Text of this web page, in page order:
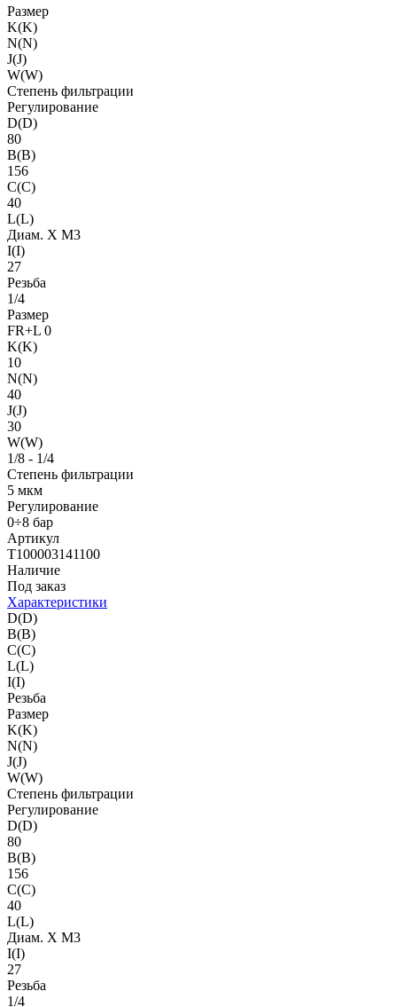
Размер
K(K)
N(N)
J(J)
W(W)
Степень фильтрации
Регулирование
D(D)
80
B(B)
156
C(C)
40
L(L)
Диам. X M3
I(I)
27
Резьба
1/4
Размер
FR+L 0
K(K)
10
N(N)
40
J(J)
30
W(W)
1/8 - 1/4
Степень фильтрации
5 мкм
Регулирование
0÷8 бар
Артикул
T100003141100
Наличие
Под заказ
Характеристики
D(D)
B(B)
C(C)
L(L)
I(I)
Резьба
Размер
K(K)
N(N)
J(J)
W(W)
Степень фильтрации
Регулирование
D(D)
80
B(B)
156
C(C)
40
L(L)
Диам. X M3
I(I)
27
Резьба
1/4